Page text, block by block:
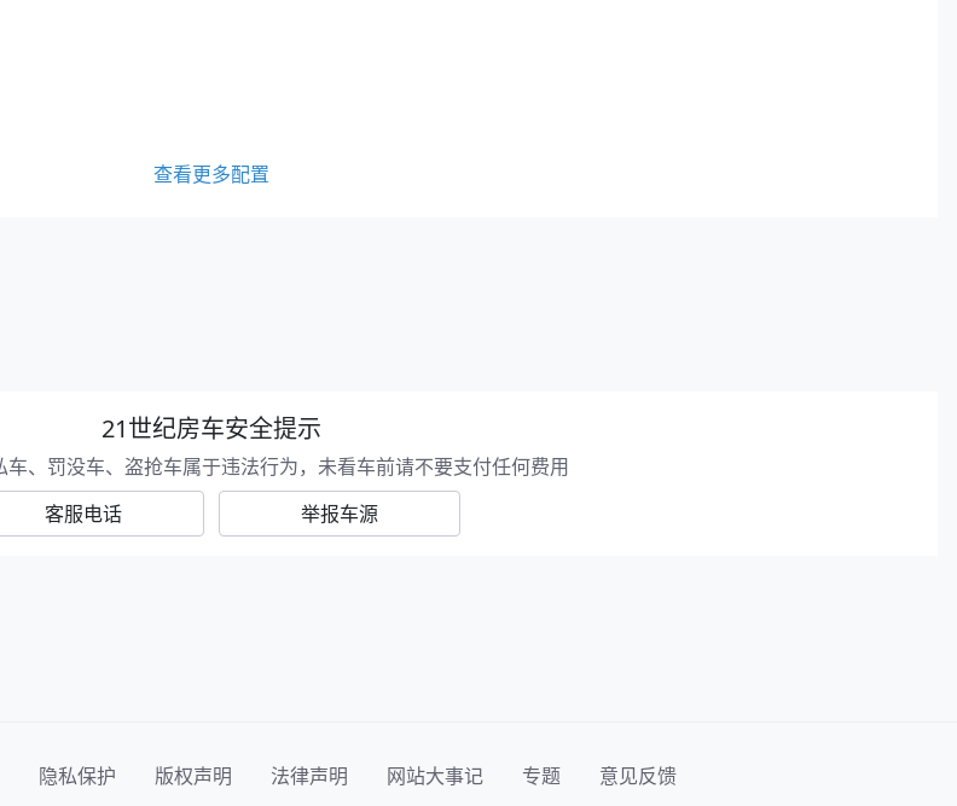
查看更多配置
21世纪房车安全提示
车、罚没车、盗抢车属于违法行为，未看车前请不要支付任何费用
客服电话
举报车源
隐私保护 版权声明 法律声明 网站大事记 专题 意见反馈